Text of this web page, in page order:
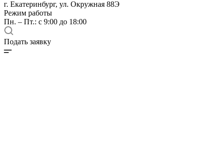
г. Екатеринбург, ул. Окружная 88Э
Режим работы
Пн. – Пт.: с 9:00 до 18:00
Подать заявку